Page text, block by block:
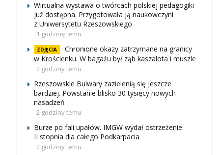
Wirtualna wystawa o twórcach polskiej pedagogiki
już dostępna. Przygotowała ją naukowczyni
z Uniwersytetu Rzeszowskiego
1 godzinę temu
ZDJĘCIA
Chronione okazy zatrzymane na granicy
w Krościenku. W bagażu był ząb kaszalota i muszle
2 godziny temu
Rzeszowskie Bulwary zazielenią się jeszcze
bardziej. Powstanie blisko 30 tysięcy nowych
nasadzeń
2 godziny temu
Burze po fali upałów. IMGW wydał ostrzeżenie
II stopnia dla całego Podkarpacia
2 godziny temu